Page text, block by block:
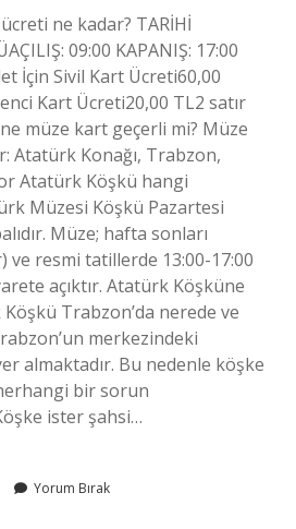
ne kadar? TARİHİ
09:00 KAPANIŞ: 17:00
İçin Sivil Kart Ücreti60,00
Kart Ücreti20,00 TL2 satır
müze kart geçerli mi? Müze
Atatürk Konağı, Trabzon,
Atatürk Köşkü hangi
Müzesi Köşkü Pazartesi
Müze; hafta sonları
ve resmi tatillerde 13:00-17:00
açıktır. Atatürk Köşküne
Trabzon’da nerede ve
merkezindeki
almaktadır. Bu nedenle köşke
bir sorun
ister şahsi…
Yorum Bırak